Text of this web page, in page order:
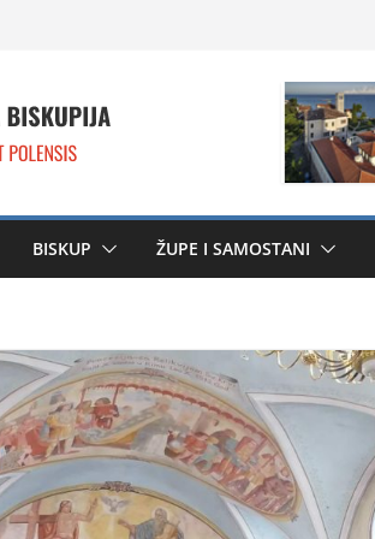
BISKUP ŽUPE I SAMOSTANI